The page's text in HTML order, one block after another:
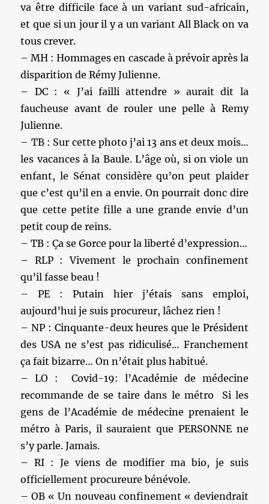
va être difficile face à un variant sud-africain,
et que si un jour il y a un variant All Black on va
tous crever.
– MH : Hommages en cascade à prévoir après la
disparition de Rémy Julienne.
– DC : « J’ai failli attendre » aurait dit la
faucheuse avant de rouler une pelle à Remy
Julienne.
– TB : Sur cette photo j’ai 13 ans et deux mois…
les vacances à la Baule. L’âge où, si on viole un
enfant, le Sénat considère qu’on peut plaider
que c’est qu’il en a envie. On pourrait donc dire
que cette petite fille a une grande envie d’un
petit coup de reins.
– TB : Ça se Gorce pour la liberté d’expression…
– RLP : Vivement le prochain confinement
qu’il fasse beau !
– PE : Putain hier j’étais sans emploi,
aujourd’hui je suis procureur, lâchez rien !
– NP : Cinquante-deux heures que le Président
des USA ne s’est pas ridiculisé… Franchement
ça fait bizarre… On n’était plus habitué.
– LO : Covid-19: l’Académie de médecine
recommande de se taire dans le métro Si les
gens de l’Académie de médecine prenaient le
métro à Paris, il sauraient que PERSONNE ne
s’y parle. Jamais.
– RI : Je viens de modifier ma bio, je suis
officiellement procureure bénévole.
– OB « Un nouveau confinement « deviendrait